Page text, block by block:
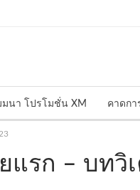
มนา โปรโมชั่น XM คาดกา
แรก – บทวิ